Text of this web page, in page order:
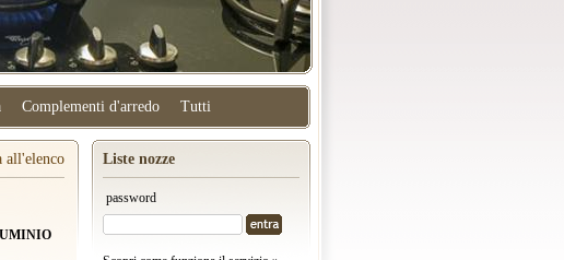
Complementi d'arredo Tutti
all'elenco Liste nozze
password